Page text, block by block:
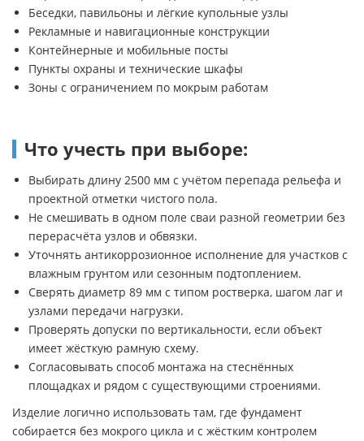
Беседки, павильоны и лёгкие купольные узлы
Рекламные и навигационные конструкции
Контейнерные и мобильные посты
Пункты охраны и технические шкафы
Зоны с ограничением по мокрым работам
Что учесть при выборе:
Выбирать длину 2500 мм с учётом перепада рельефа и
проектной отметки чистого пола.
Не смешивать в одном поле сваи разной геометрии без
перерасчёта узлов и обвязки.
Уточнять антикоррозионное исполнение для участков с
влажным грунтом или сезонным подтоплением.
Сверять диаметр 89 мм с типом ростверка, шагом лаг и
узлами передачи нагрузки.
Проверять допуски по вертикальности, если объект
имеет жёсткую рамную схему.
Согласовывать способ монтажа на стеснённых
площадках и рядом с существующими строениями.
Изделие логично использовать там, где фундамент
собирается без мокрого цикла и с жёстким контролем